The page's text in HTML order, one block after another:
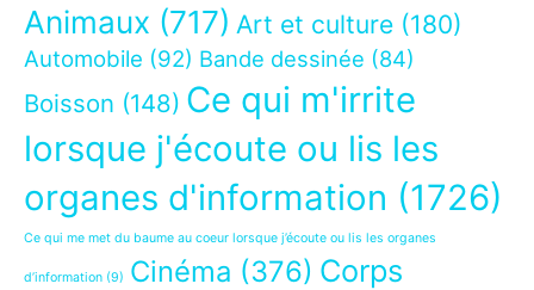
Animaux (717) Art et culture (180)
Automobile (92) Bande dessinée (84)
Boisson (148) Ce qui m'irrite
lorsque j'écoute ou lis les
organes d'information (1726)
Ce qui me met du baume au coeur lorsque j’écoute ou lis les organes
d’information (9) Cinéma (376) Corps